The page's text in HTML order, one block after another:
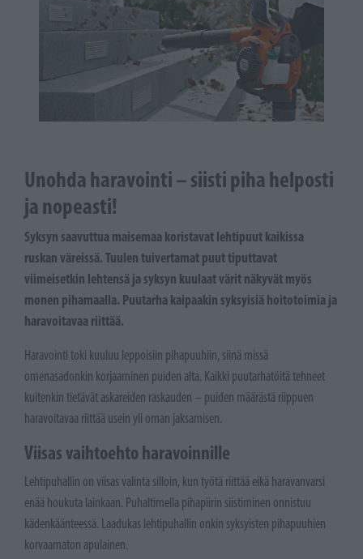
Unohda haravointi – siisti piha helposti
ja nopeasti!
Syksyn saavuttua maisemaa koristavat lehtipuut kaikissa
ruskan väreissä. Tuulen tuivertamat puut tiputtavat
viimeisetkin lehtensä ja syksyn kuulaat värit näkyvät myös
monen pihamaalla. Puutarha kaipaakin syksyisiä hoitotoimia ja
haravoitavaa riittää.
Haravointi toki kuuluu leppoisiin pihapuuhiin, siinä missä
omenasadonkin korjaaminen puiden alta. Kaikki puutarhatöitä tehneet
kuitenkin tietävät askareiden raskauden – puiden määrästä riippuen
haravoitavaa riittää usein yli oman jaksamisen.
Viisas vaihtoehto haravoinnille
Lehtipuhallin on viisas valinta silloin, kun työtä riittää eikä haravanvarsi
enää houkuta lainkaan. Puhaltimella pihapiirin siistiminen onnistuu
kädenkäänteessä. Laadukas lehtipuhallin onkin syksyisten pihapuuhien
korvaamaton apulainen.